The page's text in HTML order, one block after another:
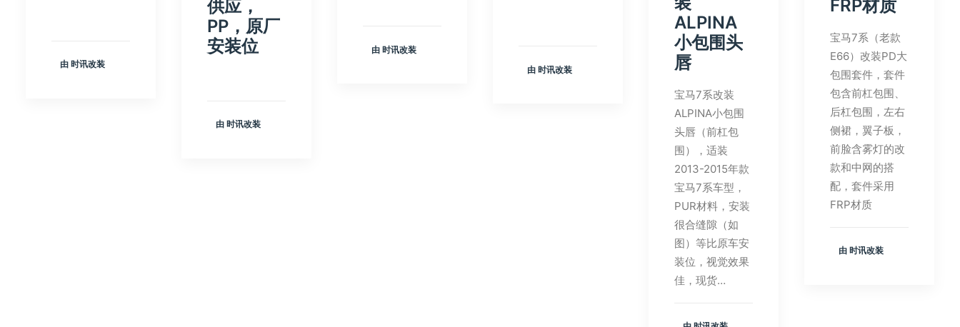
由 时讯改装
供应，
PP，原厂
安装位
由 时讯改装
由 时讯改装
由 时讯改装
ALPINA
小包围头
唇
宝马7系改装
ALPINA小包围
头唇（前杠包
围），适装
2013-2015年款
宝马7系车型，
PUR材料，安装
很合缝隙（如
图）等比原车安
装位，视觉效果
佳，现货…
FRP材质
宝马7系（老款
E66）改装PD大
包围套件，套件
包含前杠包围、
后杠包围，左右
侧裙，翼子板，
前脸含雾灯的改
款和中网的搭
配，套件采用
FRP材质
由 时讯改装